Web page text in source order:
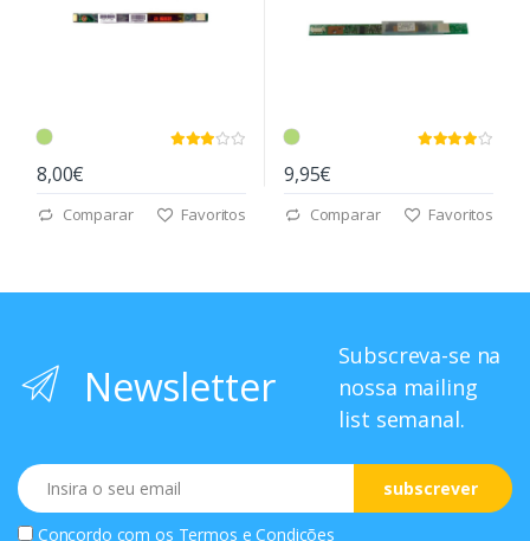
8,00€
Comparar Favoritos
9,95€
Comparar Favoritos
Newsletter
Subscreva-se na
nossa mailing
list semanal.
Email
subscrever
Concordo com os Termos e Condições